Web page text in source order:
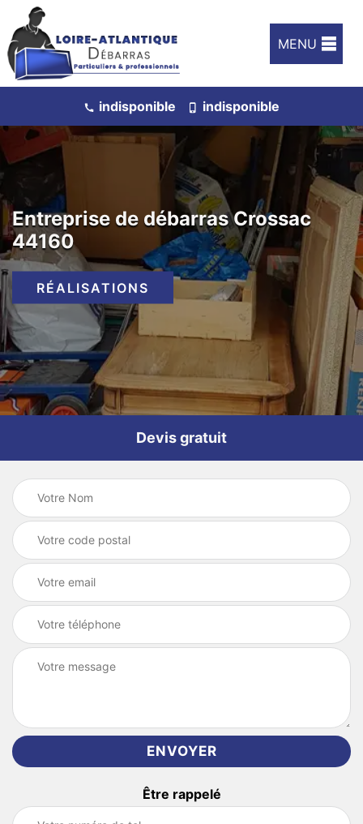
MENU
indisponible indisponible
Entreprise de débarras Crossac
44160
RÉALISATIONS
Devis gratuit
Être rappelé